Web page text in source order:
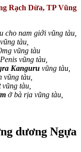
Rạch Dừa, TP Vũng
cho nam giới vũng tàu,
tàu,
vũng tàu
vũng tàu,
Kanguru vũng tàu,
vũng tàu,
vũng tàu,
ở bà rịa vũng tàu,
dương Ngựa